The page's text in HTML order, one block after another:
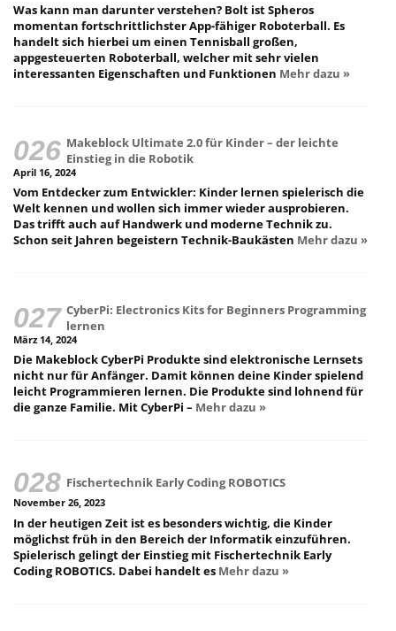
Was kann man darunter verstehen? Bolt ist Spheros
momentan fortschrittlichster App-fähiger Roboterball. Es
handelt sich hierbei um einen Tennisball großen,
appgesteuerten Roboterball, welcher mit sehr vielen
interessanten Eigenschaften und Funktionen Mehr dazu »
Makeblock Ultimate 2.0 für Kinder – der leichte
Einstieg in die Robotik
April 16, 2024
Vom Entdecker zum Entwickler: Kinder lernen spielerisch die
Welt kennen und wollen sich immer wieder ausprobieren.
Das trifft auch auf Handwerk und moderne Technik zu.
Schon seit Jahren begeistern Technik-Baukästen Mehr dazu »
CyberPi: Electronics Kits for Beginners Programming
lernen
März 14, 2024
Die Makeblock CyberPi Produkte sind elektronische Lernsets
nicht nur für Anfänger. Damit können deine Kinder spielend
leicht Programmieren lernen. Die Produkte sind lohnend für
die ganze Familie. Mit CyberPi – Mehr dazu »
Fischertechnik Early Coding ROBOTICS
November 26, 2023
In der heutigen Zeit ist es besonders wichtig, die Kinder
möglichst früh in den Bereich der Informatik einzuführen.
Spielerisch gelingt der Einstieg mit Fischertechnik Early
Coding ROBOTICS. Dabei handelt es Mehr dazu »